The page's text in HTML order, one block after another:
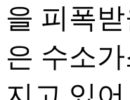
을 피폭
은 수소